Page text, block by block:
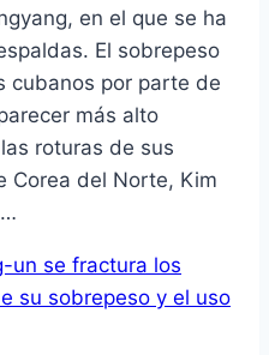
en el que se ha
El sobrepeso
cubanos por parte de
más alto
roturas de sus
del Norte, Kim
un se fractura los
su sobrepeso y el uso